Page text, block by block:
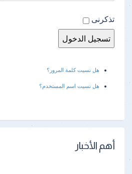
تذكرنى
هل نسيت كلمة المرور؟
هل نسيت اسم المستخدم؟
أهم الأخبار